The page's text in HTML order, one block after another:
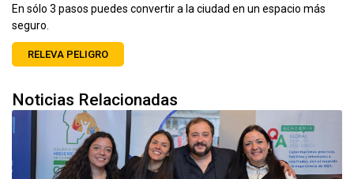
En sólo 3 pasos puedes convertir a la ciudad en un espacio más
seguro.
RELEVA PELIGRO
Noticias Relacionadas